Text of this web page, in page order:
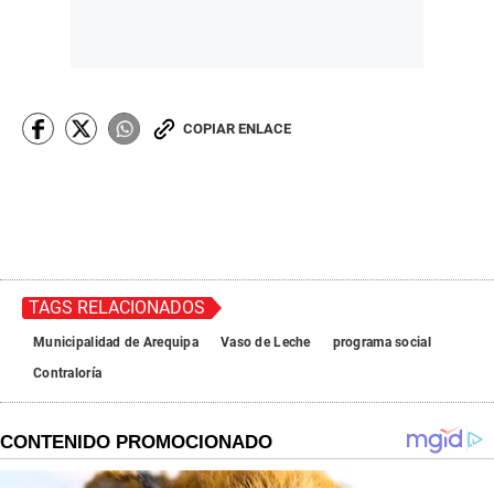
COPIAR ENLACE
TAGS RELACIONADOS
Municipalidad de Arequipa Vaso de Leche
programa social
Contraloría